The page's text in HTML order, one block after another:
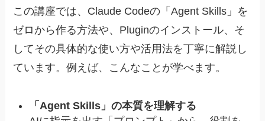
この講座では、Claude Codeの「Agent Skills」を
ゼロから作る方法や、Pluginのインストール、そ
してその具体的な使い方や活用法を丁寧に解説し
ています。例えば、こんなことが学べます。
「Agent Skills」の本質を理解する